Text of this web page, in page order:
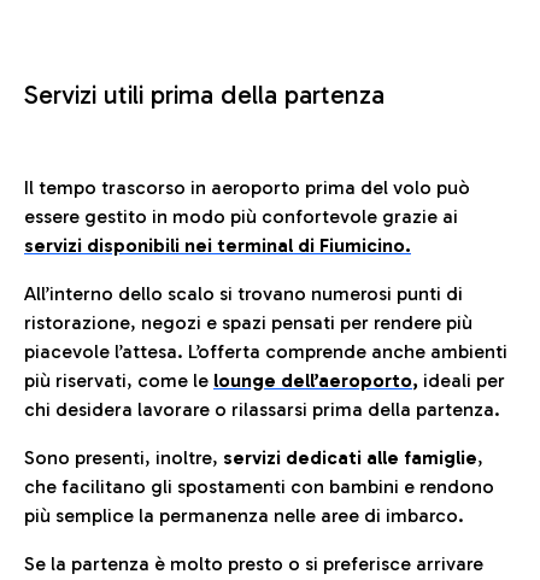
Servizi utili prima della partenza
Il tempo trascorso in aeroporto prima del volo può
essere gestito in modo più confortevole grazie ai
servizi disponibili nei terminal di Fiumicino.
All’interno dello scalo si trovano numerosi punti di
ristorazione, negozi e spazi pensati per rendere più
piacevole l’attesa. L’offerta comprende anche ambienti
più riservati, come le lounge dell’aeroporto, ideali per
chi desidera lavorare o rilassarsi prima della partenza.
Sono presenti, inoltre, servizi dedicati alle famiglie,
che facilitano gli spostamenti con bambini e rendono
più semplice la permanenza nelle aree di imbarco.
Se la partenza è molto presto o si preferisce arrivare